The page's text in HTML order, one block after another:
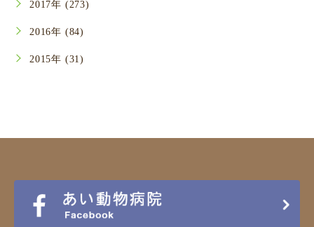
2017年 (273)
2016年 (84)
2015年 (31)